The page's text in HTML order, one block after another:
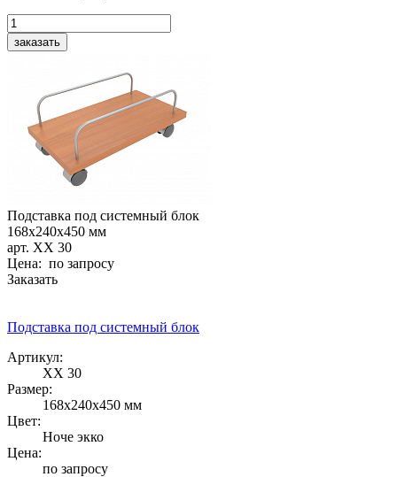
Подставка под системный блок
168х240х450 мм
арт. ХХ 30
Цена: по запросу
Заказать
Подставка под системный блок
Артикул:
ХХ 30
Размер:
168х240х450 мм
Цвет:
Ноче экко
Цена:
по запросу